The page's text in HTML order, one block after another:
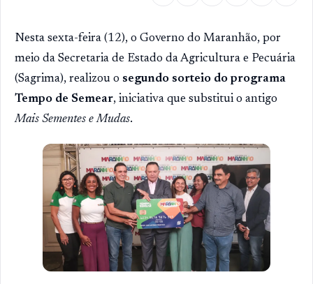
Nesta sexta-feira (12), o Governo do Maranhão, por
meio da Secretaria de Estado da Agricultura e Pecuária
(Sagrima), realizou o segundo sorteio do programa
Tempo de Semear, iniciativa que substitui o antigo
Mais Sementes e Mudas.